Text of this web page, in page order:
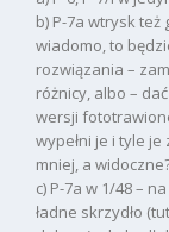
b) P-7a wtrysk też
wiadomo, to
rozwiązania –
różnicy, albo –
wersji
wypełni je i tyle
mniej, a
c) P-7a w 1/48 –
ładne skrzydło